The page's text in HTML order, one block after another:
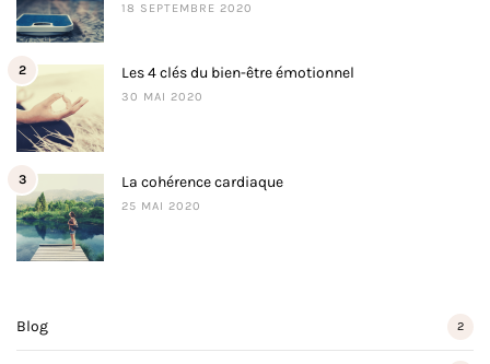
18 SEPTEMBRE 2020
2 Les 4 clés du bien-être émotionnel
30 MAI 2020
3 La cohérence cardiaque
25 MAI 2020
Blog 2